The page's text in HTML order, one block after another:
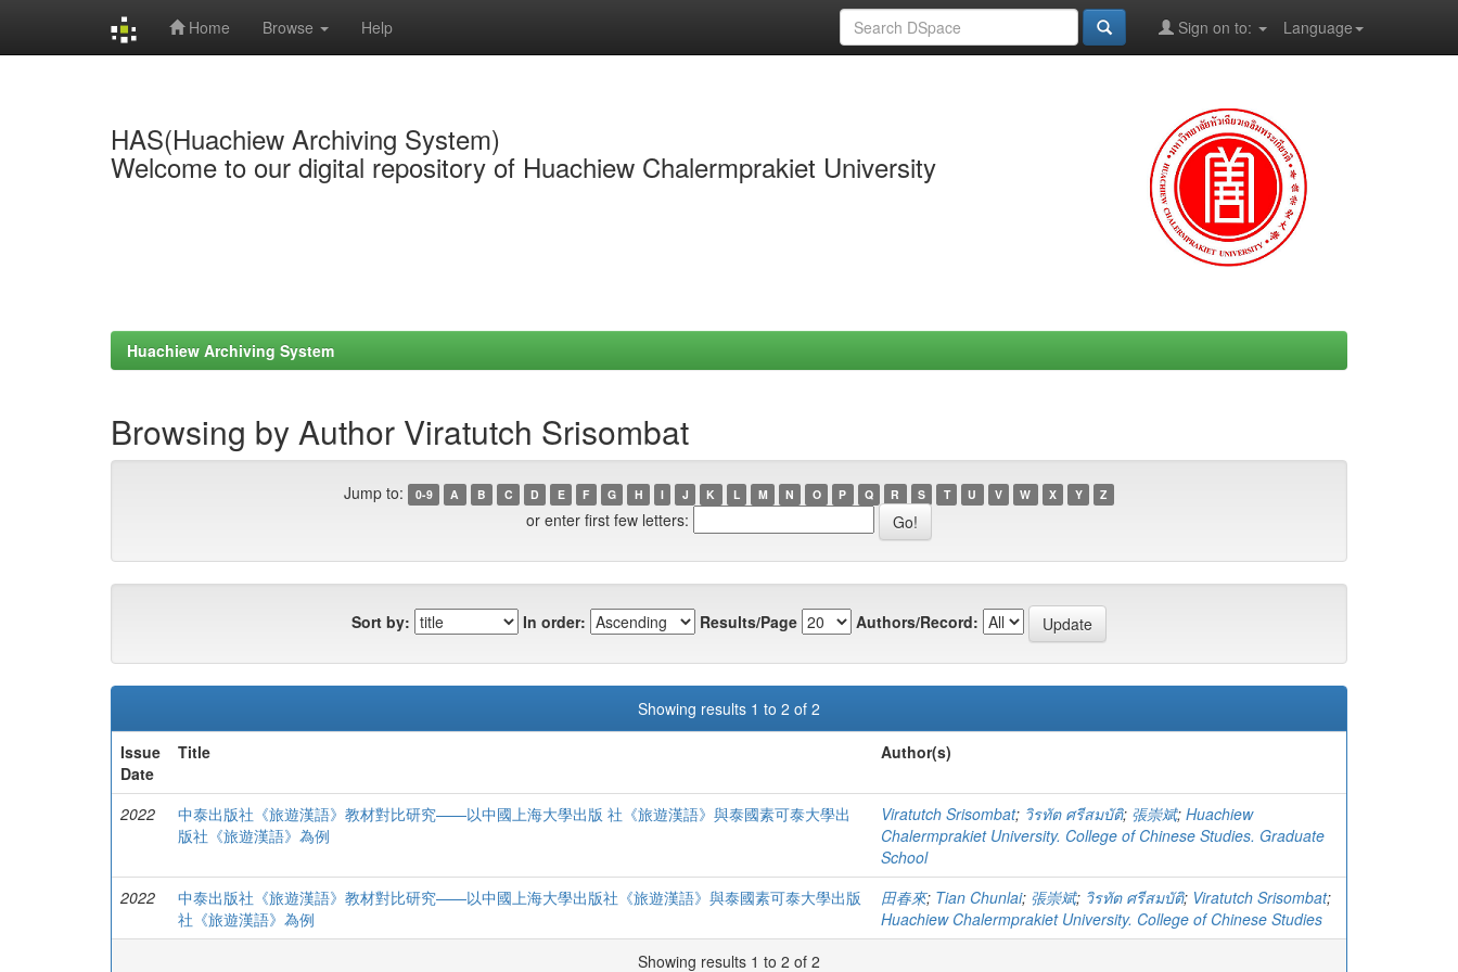
Home Browse Help Language
Sign on to:
HAS(Huachiew Archiving System)
Welcome to our digital repository of Huachiew Chalermprakiet University
Huachiew Archiving System
Browsing by Author Viratutch Srisombat
Jump to: 0-9 A B C D E F G H I J K L M N O P Q R S T U V W X Y Z
or enter first few letters:
Sort by: In order: Results/Page Authors/Record:
Showing results 1 to 2 of 2
Issue
Date
Title Author(s)
2022
中泰出版社《旅遊漢語》教材對比研究——以中國上海大學出版 社《旅遊漢語》與泰國素可泰大學出
版社《旅遊漢語》為例
Viratutch Srisombat; วิรทัต ศรีสมบัติ; 張崇斌; Huachiew
Chalermprakiet University. College of Chinese Studies. Graduate
School
2022
中泰出版社《旅遊漢語》教材對比研究——以中國上海大學出版社《旅遊漢語》與泰國素可泰大學出版
社《旅遊漢語》為例
田春來; Tian Chunlai; 張崇斌; วิรทัต ศรีสมบัติ; Viratutch Srisombat;
Huachiew Chalermprakiet University. College of Chinese Studies
Showing results 1 to 2 of 2